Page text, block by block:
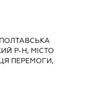
ПОЛТАВСЬКА
Р-Н, МІСТО
ПЕРЕМОГИ,